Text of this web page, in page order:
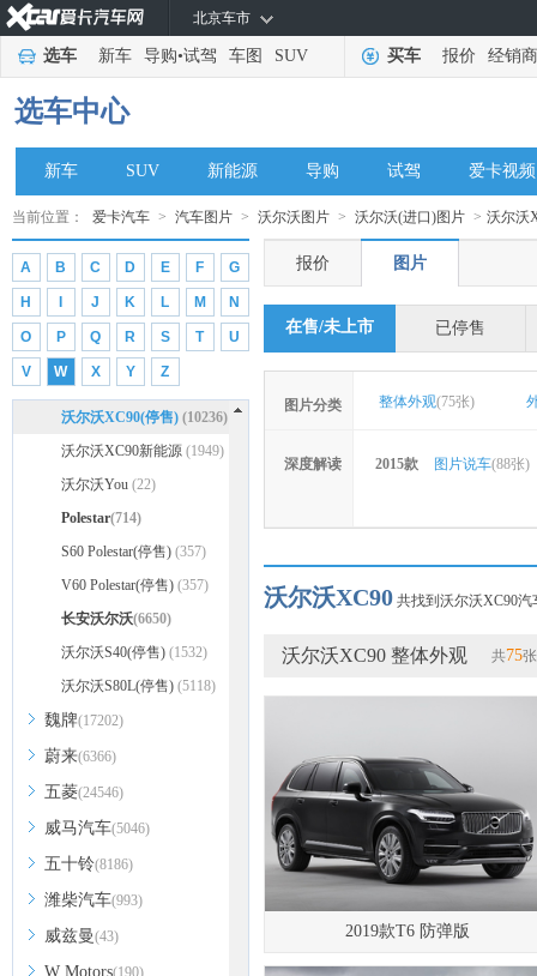
北京车市
选车 新车 导购•试驾 车图 SUV 买车 报价 经销商
选车中心
新车 SUV 新能源 导购 试驾 爱卡视频
当前位置： 爱卡汽车 > 汽车图片 > 沃尔沃图片 > 沃尔沃(进口)图片 > 沃尔沃
A B C D E F G
H J K L M N
O P Q R S T U
V W X Y Z
沃尔沃S80(12)
沃尔沃S90 RECHARGE(海
外)(32)
沃尔沃S90(进口)(710)
沃尔沃V50
沃尔沃V60 RECHARGE
(40)
沃尔沃V70
沃尔沃V90(101)
沃尔沃XC Coupe(35)
沃尔沃XC40
RECHARGE(进口) (62)
沃尔沃XC40(进口) (1398)
沃尔沃XC60(进口) (6529)
沃尔沃XC70(266)
沃尔沃XC90(停售) (10236)
沃尔沃XC90新能源 (1949)
沃尔沃You (22)
Polestar(714)
S60 Polestar(停售) (357)
V60 Polestar(停售) (357)
长安沃尔沃(6650)
沃尔沃S40(停售) (1532)
沃尔沃S80L(停售) (5118)
魏牌(17202)
蔚来(6366)
五菱(24546)
威马汽车(5046)
五十铃(8186)
潍柴汽车(993)
威兹曼(43)
W Motors(190)
报价 图片
在售/未上市 已停售
图片分类 整体外观(75张)
深度解读 2015款 图片说车(88张)
沃尔沃XC90 共找到沃尔沃XC90汽
沃尔沃XC90 整体外观 共75
2019款T6 防弹版